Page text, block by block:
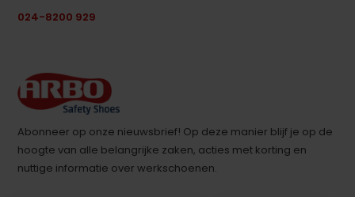
024-8200 929
Abonneer op onze nieuwsbrief! Op deze manier blijf je op de
hoogte van alle belangrijke zaken, acties met korting en
nuttige informatie over werkschoenen.